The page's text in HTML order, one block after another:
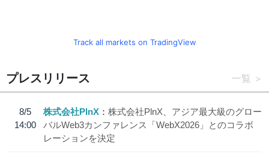
Track all markets on TradingView
プレスリリース 一覧
8/5
14:00
株式会社PlnX
株式会社PlnX、アジア最大級のグロー
バルWeb3カンファレンス「WebX2026」とのコラボ
レーションを決定